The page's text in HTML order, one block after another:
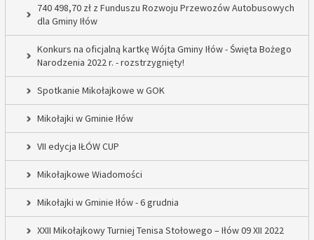
740 498,70 zł z Funduszu Rozwoju Przewozów Autobusowych
dla Gminy Iłów
Konkurs na oficjalną kartkę Wójta Gminy Iłów - Święta Bożego
Narodzenia 2022 r. - rozstrzygnięty!
Spotkanie Mikołajkowe w GOK
Mikołajki w Gminie Iłów
VII edycja IŁÓW CUP
Mikołajkowe Wiadomości
Mikołajki w Gminie Iłów - 6 grudnia
XXII Mikołajkowy Turniej Tenisa Stołowego – Iłów 09 XII 2022